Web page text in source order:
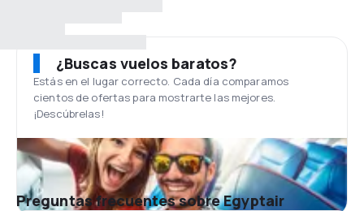
¿Buscas vuelos baratos?
Estás en el lugar correcto. Cada día comparamos
cientos de ofertas para mostrarte las mejores.
¡Descúbrelas!
Preguntas frecuentes sobre Egyptair